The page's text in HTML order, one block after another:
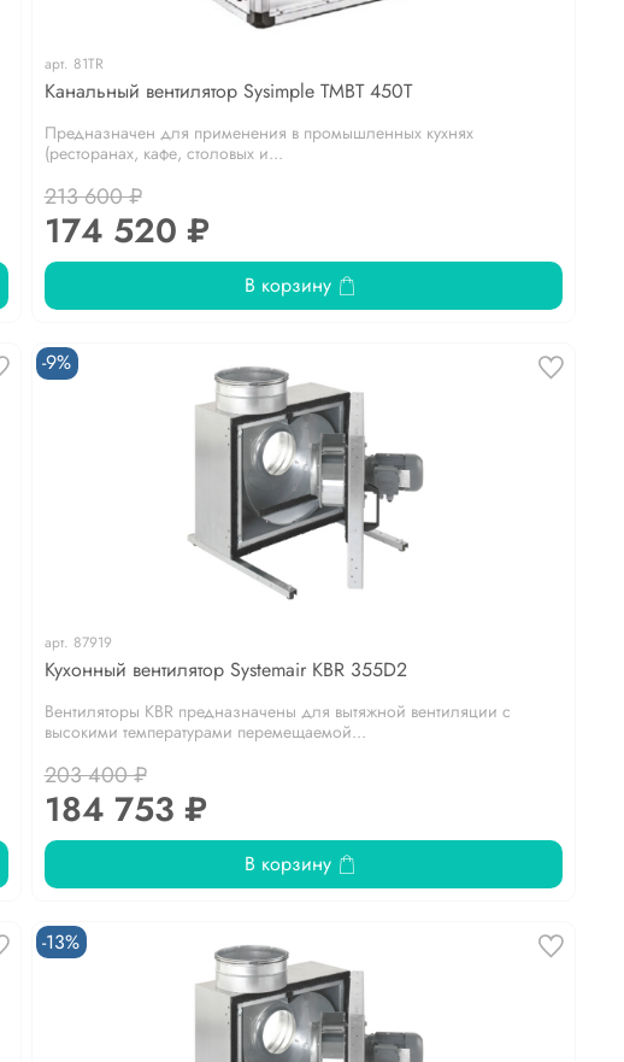
арт. 81TR
Канальный вентилятор Sysimple TMBT 450T
Предназначен для применения в промышленных кухнях
(ресторанах, кафе, столовых и...
213 600 ₽
174 520 ₽
В корзину
-9%
арт. 87919
Кухонный вентилятор Systemair KBR 355D2
Вентиляторы KBR предназначены для вытяжной вентиляции с
высокими температурами перемещаемой...
203 400 ₽
184 753 ₽
В корзину
-13%